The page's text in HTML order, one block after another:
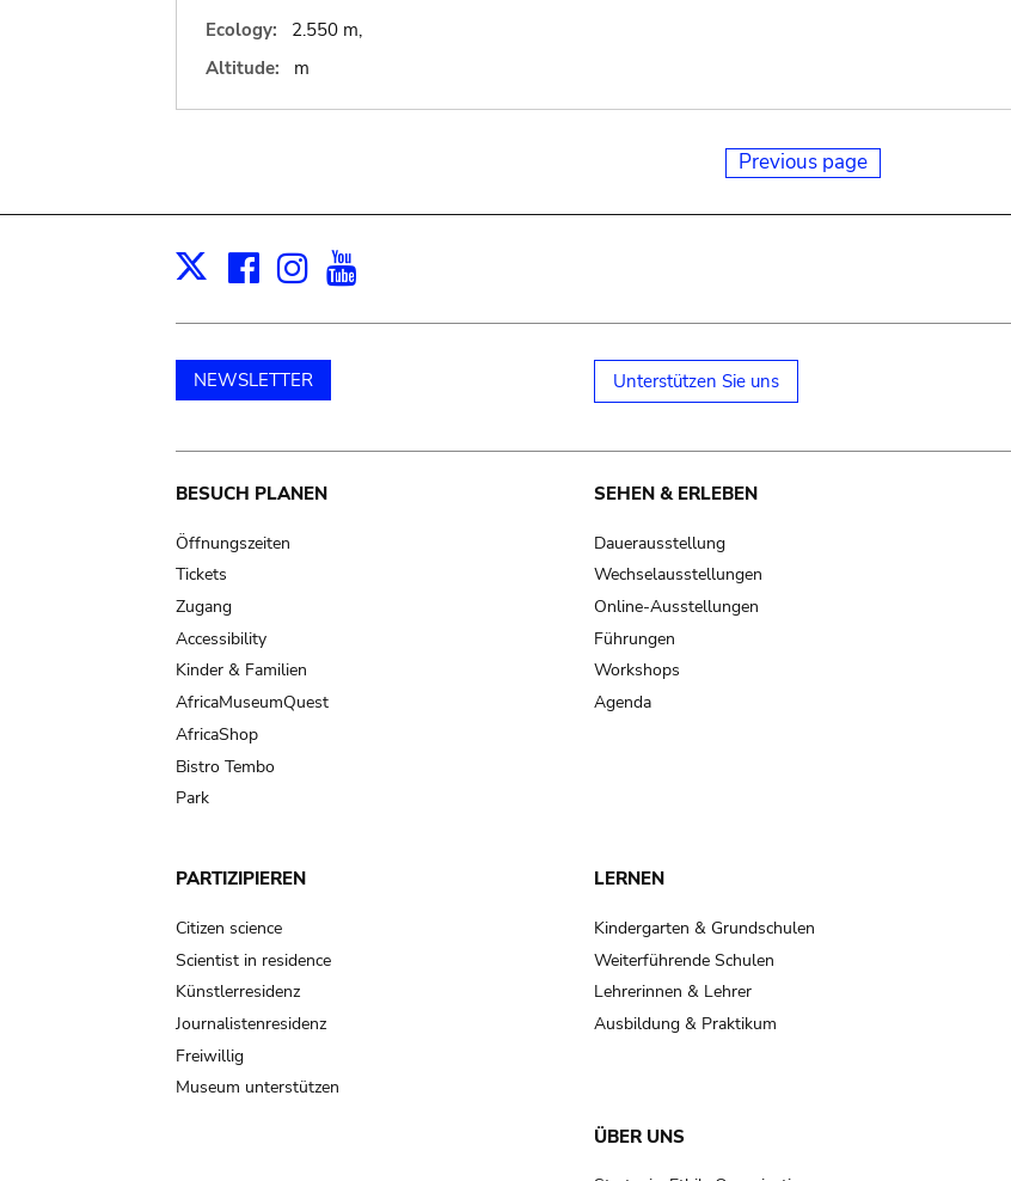
Ecology:
2.550 m,
Altitude:
m
Previous page
X Facebook
Instagram
NEWSLETTER Unterstützen Sie uns
Main
navigation
BESUCH PLANEN
Öffnungszeiten
Tickets
Zugang
Accessibility
Kinder & Familien
AfricaMuseumQuest
AfricaShop
Bistro Tembo
Park
SEHEN & ERLEBEN
Dauerausstellung
Wechselausstellungen
Online-Ausstellungen
Führungen
Workshops
Agenda
PARTIZIPIEREN
Citizen science
Scientist in residence
Künstlerresidenz
Journalistenresidenz
Freiwillig
Museum unterstützen
LERNEN
Kindergarten & Grundschulen
Weiterführende Schulen
Lehrerinnen & Lehrer
Ausbildung & Praktikum
ÜBER UNS